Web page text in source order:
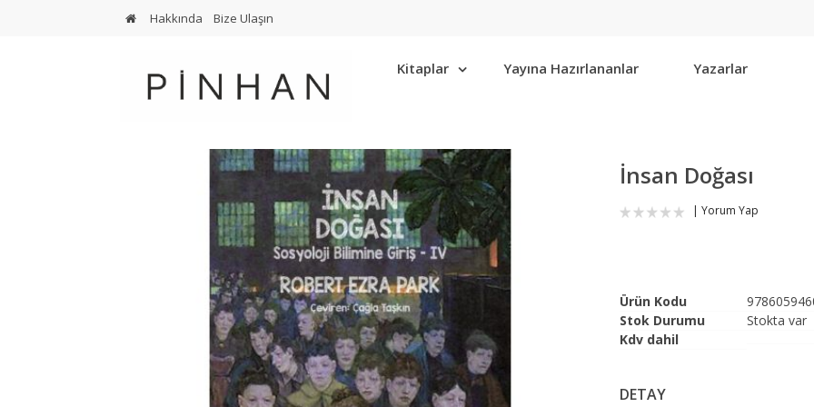
Hakkında Bize Ulaşın
Kitaplar Yayına Hazırlananlar Yazarlar
İnsan Doğası
Yorum Yap
Ürün Kodu
Stok Durumu
Stokta var
Kdv dahil
DETAY